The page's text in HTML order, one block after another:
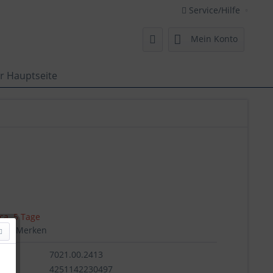
Service/Hilfe
Mein Konto
Hauptseite
5 Tage
Merken
7021.00.2413
4251142230497